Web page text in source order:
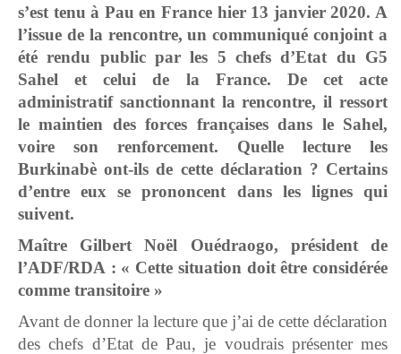
s’est tenu à Pau en France hier 13 janvier 2020. A
l’issue de la rencontre, un communiqué conjoint a
été rendu public par les 5 chefs d’Etat du G5
Sahel et celui de la France. De cet acte
administratif sanctionnant la rencontre, il ressort
le maintien des forces françaises dans le Sahel,
voire son renforcement. Quelle lecture les
Burkinabè ont-ils de cette déclaration ? Certains
d’entre eux se prononcent dans les lignes qui
suivent.
Maître Gilbert Noël Ouédraogo, président de
l’ADF/RDA : « Cette situation doit être considérée
comme transitoire »
Avant de donner la lecture que j’ai de cette déclaration
des chefs d’Etat de Pau, je voudrais présenter mes